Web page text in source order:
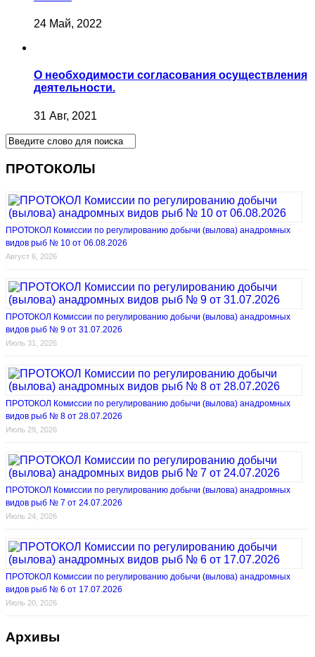
24 Май, 2022
О необходимости согласования осуществления
деятельности.
31 Авг, 2021
ПРОТОКОЛЫ
ПРОТОКОЛ Комиссии по регулированию добычи (вылова) анадромных
видов рыб № 10 от 06.08.2026
Август 6, 2026
ПРОТОКОЛ Комиссии по регулированию добычи (вылова) анадромных
видов рыб № 9 от 31.07.2026
Июль 31, 2026
ПРОТОКОЛ Комиссии по регулированию добычи (вылова) анадромных
видов рыб № 8 от 28.07.2026
Июль 29, 2026
ПРОТОКОЛ Комиссии по регулированию добычи (вылова) анадромных
видов рыб № 7 от 24.07.2026
Июль 24, 2026
ПРОТОКОЛ Комиссии по регулированию добычи (вылова) анадромных
видов рыб № 6 от 17.07.2026
Июль 20, 2026
Архивы